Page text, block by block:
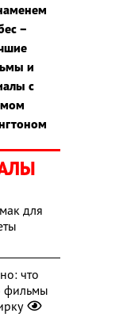
–
и
с
для
что
фильмы